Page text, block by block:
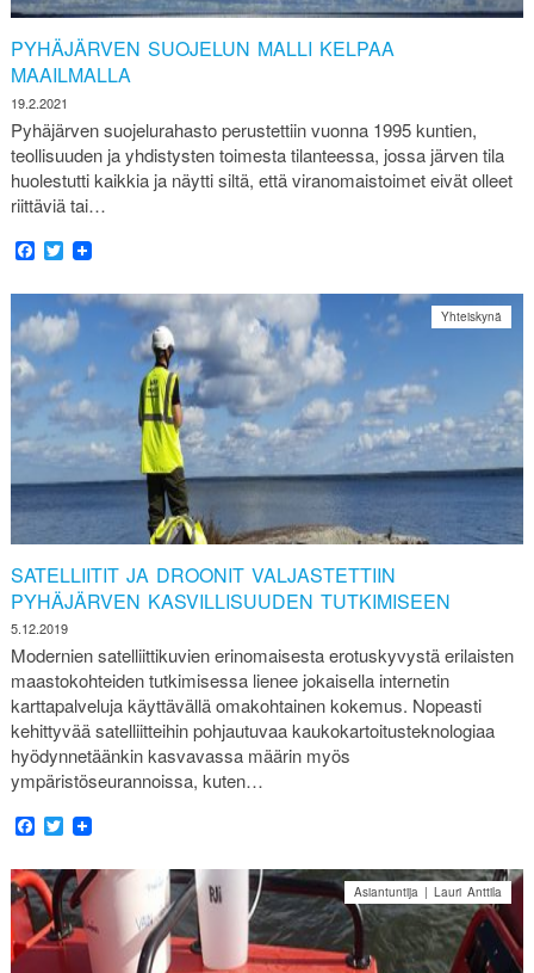
PYHÄJÄRVEN SUOJELUN MALLI KELPAA
MAAILMALLA
19.2.2021
Pyhäjärven suojelurahasto perustettiin vuonna 1995 kuntien,
teollisuuden ja yhdistysten toimesta tilanteessa, jossa järven tila
huolestutti kaikkia ja näytti siltä, että viranomaistoimet eivät olleet
riittäviä tai…
Facebook
Twitter
SATELLIITIT JA DROONIT VALJASTETTIIN
PYHÄJÄRVEN KASVILLISUUDEN TUTKIMISEEN
5.12.2019
Yhteiskynä
Modernien satelliittikuvien erinomaisesta erotuskyvystä erilaisten
maastokohteiden tutkimisessa lienee jokaisella internetin
karttapalveluja käyttävällä omakohtainen kokemus. Nopeasti
kehittyvää satelliitteihin pohjautuvaa kaukokartoitusteknologiaa
hyödynnetäänkin kasvavassa määrin myös
ympäristöseurannoissa, kuten…
Facebook
Twitter
Asiantuntija | Lauri Anttila